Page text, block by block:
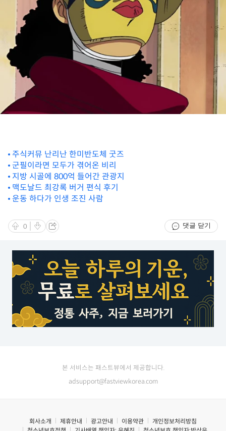
주식커뮤 난리난 한미반도체 굿즈
군필이라면 모두가 겪어온 비리
지방 시골에 800억 들어간 관광지
맥도날드 최강록 버거 편식 후기
운동 하다가 인생 조진 사람
0 댓글 닫기
본 서비스는 패스트뷰에서 제공합니다.
adsupport@fastviewkorea.com
회사소개 제휴안내 광고안내 이용약관
개인정보처리방침